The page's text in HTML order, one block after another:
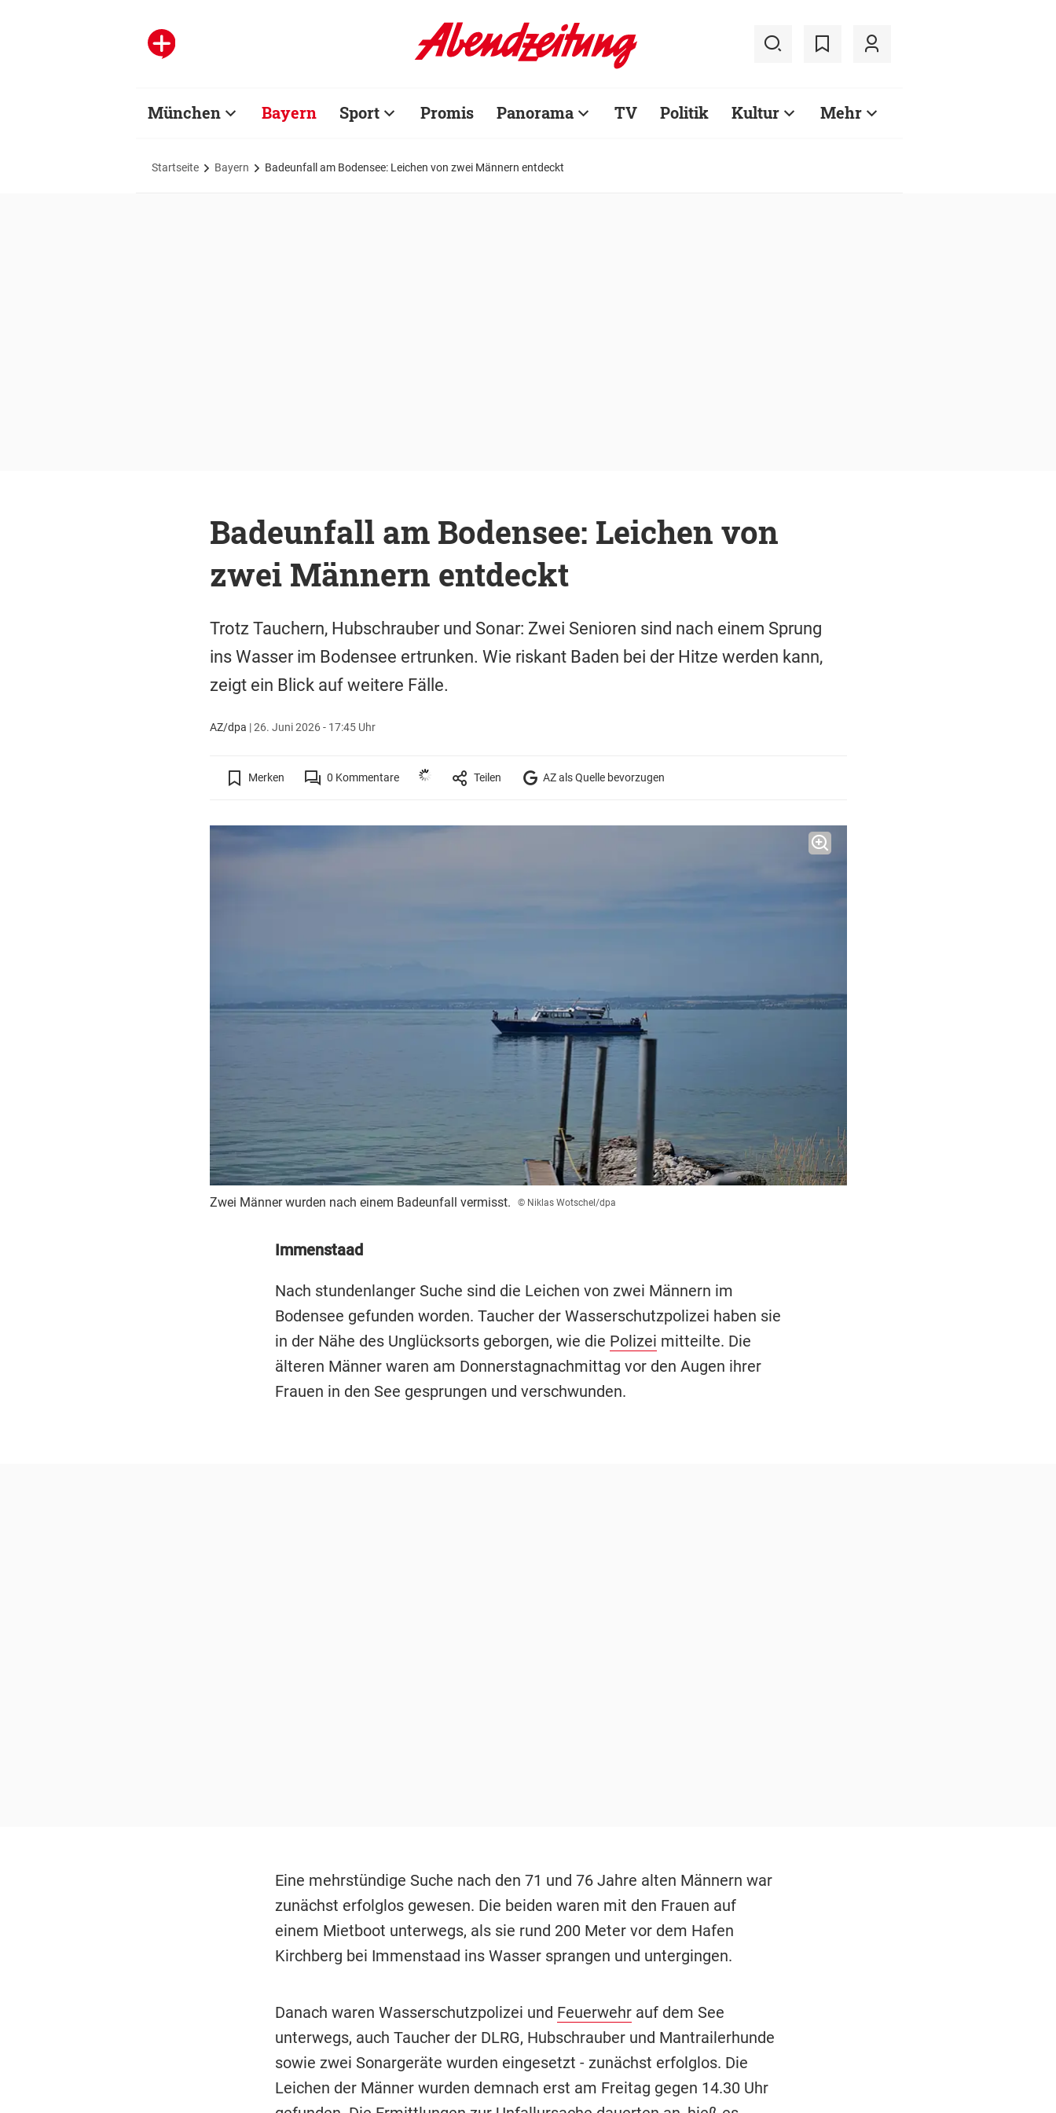
München Bayern Sport Promis Panorama TV Politik Kultur Mehr
Startseite Bayern Badeunfall am Bodensee: Leichen von zwei Männern entdeckt
Badeunfall am Bodensee: Leichen von
zwei Männern entdeckt
Trotz Tauchern, Hubschrauber und Sonar: Zwei Senioren sind nach einem Sprung
ins Wasser im Bodensee ertrunken. Wie riskant Baden bei der Hitze werden kann,
zeigt ein Blick auf weitere Fälle.
AZ/dpa |26. Juni 2026 - 17:45 Uhr
Merken 0 Kommentare Teilen AZ als Quelle bevorzugen
Zwei Männer wurden nach einem Badeunfall vermisst. © Niklas Wotschel/dpa
Immenstaad
Nach stundenlanger Suche sind die Leichen von zwei Männern im
Bodensee gefunden worden. Taucher der Wasserschutzpolizei haben sie
in der Nähe des Unglücksorts geborgen, wie die Polizei mitteilte. Die
älteren Männer waren am Donnerstagnachmittag vor den Augen ihrer
Frauen in den See gesprungen und verschwunden.
Eine mehrstündige Suche nach den 71 und 76 Jahre alten Männern war
zunächst erfolglos gewesen. Die beiden waren mit den Frauen auf
einem Mietboot unterwegs, als sie rund 200 Meter vor dem Hafen
Kirchberg bei Immenstaad ins Wasser sprangen und untergingen.
Danach waren Wasserschutzpolizei und Feuerwehrauf dem See
unterwegs, auch Taucher der DLRG, Hubschrauber und Mantrailerhunde
sowie zwei Sonargeräte wurden eingesetzt - zunächst erfolglos. Die
Leichen der Männer wurden demnach erst am Freitag gegen 14.30 Uhr